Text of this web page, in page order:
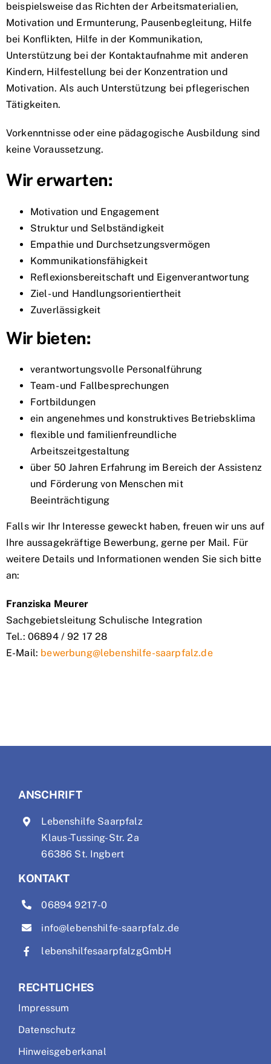
beispielsweise das Richten der Arbeitsmaterialien,
Motivation und Ermunterung, Pausenbegleitung, Hilfe
bei Konflikten, Hilfe in der Kommunikation,
Unterstützung bei der Kontaktaufnahme mit anderen
Kindern, Hilfestellung bei der Konzentration und
Motivation. Als auch Unterstützung bei pflegerischen
Tätigkeiten.
Vorkenntnisse oder eine pädagogische Ausbildung sind
keine Voraussetzung.
Wir erwarten:
Motivation und Engagement
Struktur und Selbständigkeit
Empathie und Durchsetzungsvermögen
Kommunikationsfähigkeit
Reflexionsbereitschaft und Eigenverantwortung
Ziel- und Handlungsorientiertheit
Zuverlässigkeit
Wir bieten:
verantwortungsvolle Personalführung
Team- und Fallbesprechungen
Fortbildungen
ein angenehmes und konstruktives Betriebsklima
flexible und familienfreundliche
Arbeitszeitgestaltung
über 50 Jahren Erfahrung im Bereich der Assistenz
und Förderung von Menschen mit
Beeinträchtigung
Falls wir Ihr Interesse geweckt haben, freuen wir uns auf
Ihre aussagekräftige Bewerbung, gerne per Mail. Für
weitere Details und Informationen wenden Sie sich bitte
an:
Franziska Meurer
Sachgebietsleitung Schulische Integration
Tel.: 06894 / 92 17 28
E-Mail: bewerbung@lebenshilfe-saarpfalz.de
ANSCHRIFT
Lebenshilfe Saarpfalz
Klaus-Tussing-Str. 2a
66386 St. Ingbert
KONTAKT
06894 9217-0
info@lebenshilfe-saarpfalz.de
lebenshilfesaarpfalzgGmbH
RECHTLICHES
Impressum
Datenschutz
Hinweisgeberkanal